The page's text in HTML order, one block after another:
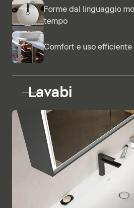
Forme dal linguaggio
tempo
Comfort e uso efficiente
Lavabi